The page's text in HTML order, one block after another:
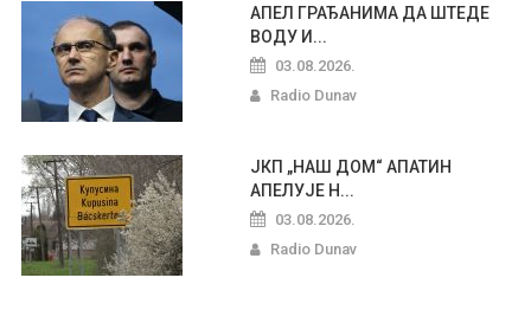
АПЕЛ ГРАЂАНИМА ДА ШТЕДЕ
ВОДУ И...
03.08.2026.
Radio Dunav
ЈКП „НАШ ДОМ“ АПАТИН
АПЕЛУЈЕ Н...
03.08.2026.
Radio Dunav